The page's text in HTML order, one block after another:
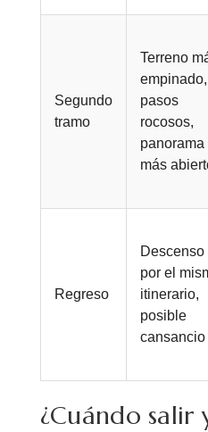
Segundo
tramo
Terreno
empinado,
pasos
rocosos,
panorama
más
Regreso
Descenso
por el
itinerario,
posible
cansancio
¿Cuándo salir